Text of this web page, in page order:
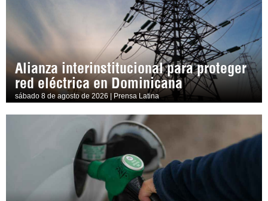
Alianza interinstitucional para proteger
red eléctrica en Dominicana
sábado 8 de agosto de 2026 | Prensa Latina